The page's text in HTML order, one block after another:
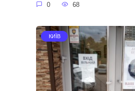
0 68
КИЇВ